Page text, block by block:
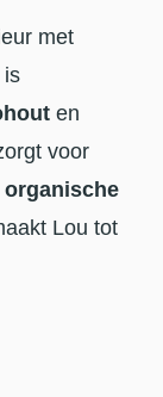
met
is
en
voor
organische
Lou tot